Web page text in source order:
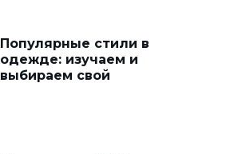
Популярные стили в
одежде: изучаем и
выбираем свой